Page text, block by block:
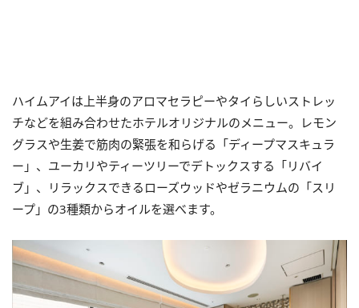
ハイムアイは上半身のアロマセラピーやタイらしいストレッ
チなどを組み合わせたホテルオリジナルのメニュー。レモン
グラスや生姜で筋肉の緊張を和らげる「ディープマスキュラ
ー」、ユーカリやティーツリーでデトックスする「リバイ
ブ」、リラックスできるローズウッドやゼラニウムの「スリ
ープ」の3種類からオイルを選べます。